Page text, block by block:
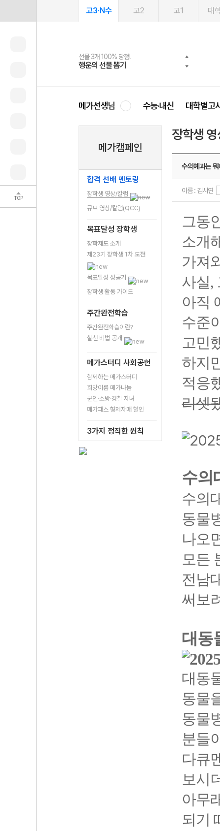
TOP
고3·N수 고2 고1 대
선물 3개 100% 당첨!
행운의 선물 뽑기
선물 100% 증정!
메가스터디 X 올리브
여름방학 스터디 캐시백
메가런 썸머스쿨
2027 러셀 단과
강사 공개선발
스마트러닝앱
설문 EVENT
메가패스
3일 무료 체험권
메가패스 수강생 무료혜택!
메가클럽 멤버십
사회공헌 캠페인
희망이룸 메가나눔
메가선생님 수능·내신 대학별고
메가캠페인
합격 선배 멘토링
장학생 영상/칼럼
큐브 영상/칼럼(QCC)
목표달성 장학생
장학제도 소개
제23기 장학생 1차 도전
목표달성 성공기
장학생 활동 가이드
주간완전학습
주간완전학습이란?
실천 비법 공개
메가스터디 사회공헌
함께하는 메가스터디
희망이룸 메가나눔
군인·소방·경찰 자녀
메가패스 형제자매 할인
3가지 정직한 원칙
장학생
수의예과는
이름 : 김시연
그동
소개
가져
사실,
아직
수준
고민
하지
적응
리셋
수의
수의
동물
나오
모든
전남
써보
대동
대동
동물
동물
분들
다큐
보시
아무
되기